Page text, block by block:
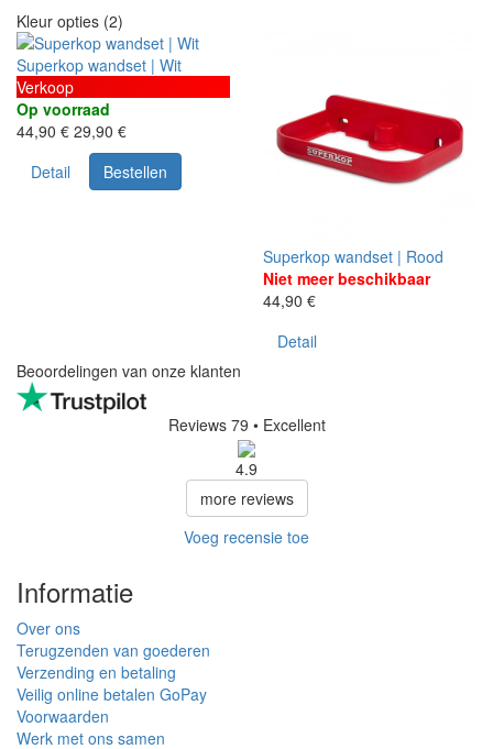
Kleur opties (2)
Superkop wandset | Wit
Verkoop
Op voorraad
44,90 € 29,90 €
Detail
Bestellen
Superkop wandset | Rood
Niet meer beschikbaar
44,90 €
Detail
Beoordelingen van onze klanten
Reviews 79 • Excellent
4.9
more reviews
Voeg recensie toe
Informatie
Over ons
Terugzenden van goederen
Verzending en betaling
Veilig online betalen GoPay
Voorwaarden
Werk met ons samen